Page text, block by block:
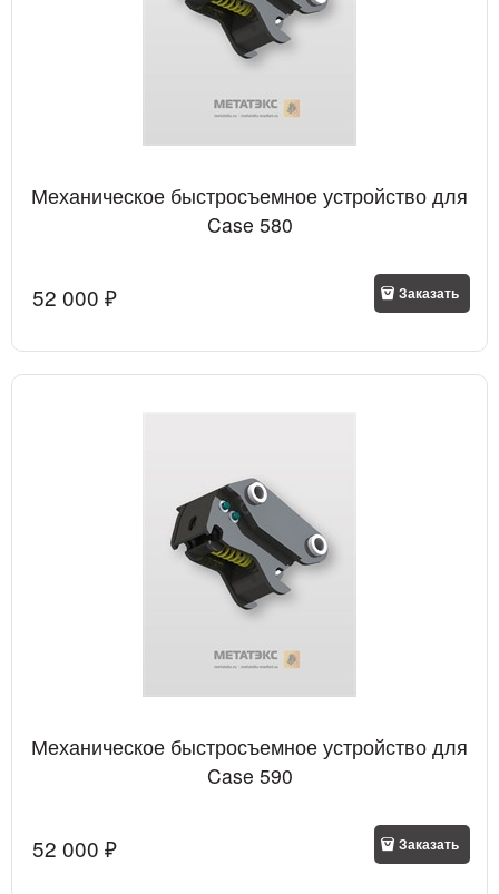
Механическое быстросъемное устройство для
Case 580
52 000 ₽ Заказать
Механическое быстросъемное устройство для
Case 590
52 000 ₽ Заказать